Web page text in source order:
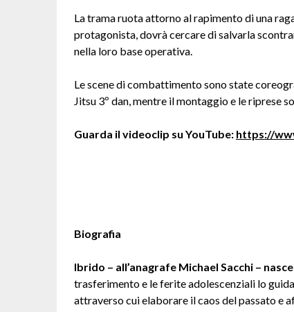
La trama ruota attorno al rapimento di una
protagonista, dovrà cercare di salvarla
nella loro base operativa.
Le scene di combattimento sono state
Jitsu 3º dan, mentre il montaggio e le riprese
Guarda il videoclip su YouTube: https://
Biografia
Ibrido – all’anagrafe Michael Sacchi –
trasferimento e le ferite adolescenziali lo
attraverso cui elaborare il caos del passato